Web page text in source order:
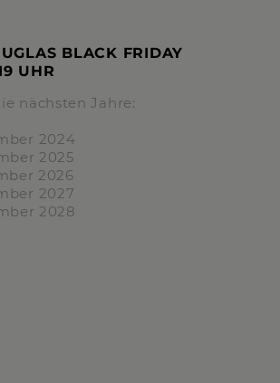
BLACK FRIDAY
UHR
nächsten Jahre:
2024
2025
2026
2027
2028